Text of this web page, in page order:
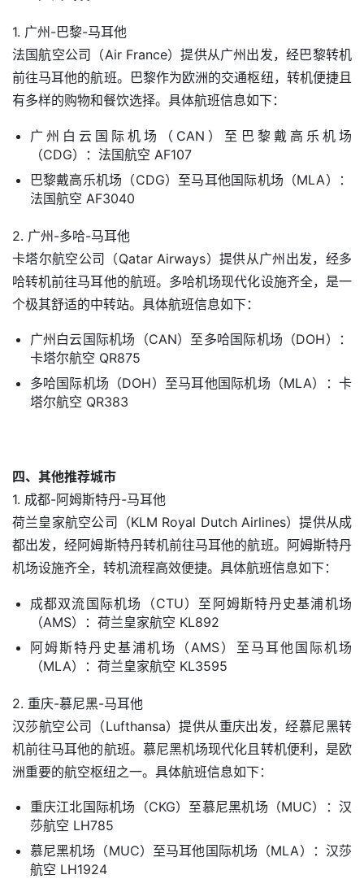
1. 广州-巴黎-马耳他
法国航空公司（Air France）提供从广州出发，经巴黎转机
前往马耳他的航班。巴黎作为欧洲的交通枢纽，转机便捷且
有多样的购物和餐饮选择。具体航班信息如下：
广州白云国际机场（CAN）至巴黎戴高乐机场
（CDG）：法国航空 AF107
巴黎戴高乐机场（CDG）至马耳他国际机场（MLA）：
法国航空 AF3040
2. 广州-多哈-马耳他
卡塔尔航空公司（Qatar Airways）提供从广州出发，经多
哈转机前往马耳他的航班。多哈机场现代化设施齐全，是一
个极其舒适的中转站。具体航班信息如下：
广州白云国际机场（CAN）至多哈国际机场（DOH）：
卡塔尔航空 QR875
多哈国际机场（DOH）至马耳他国际机场（MLA）：卡
塔尔航空 QR383
四、其他推荐城市
1. 成都-阿姆斯特丹-马耳他
荷兰皇家航空公司（KLM Royal Dutch Airlines）提供从成
都出发，经阿姆斯特丹转机前往马耳他的航班。阿姆斯特丹
机场设施齐全，转机流程高效便捷。具体航班信息如下：
成都双流国际机场（CTU）至阿姆斯特丹史基浦机场
（AMS）：荷兰皇家航空 KL892
阿姆斯特丹史基浦机场（AMS）至马耳他国际机场
（MLA）：荷兰皇家航空 KL3595
2. 重庆-慕尼黑-马耳他
汉莎航空公司（Lufthansa）提供从重庆出发，经慕尼黑转
机前往马耳他的航班。慕尼黑机场现代化且转机便利，是欧
洲重要的航空枢纽之一。具体航班信息如下：
重庆江北国际机场（CKG）至慕尼黑机场（MUC）：汉
莎航空 LH785
慕尼黑机场（MUC）至马耳他国际机场（MLA）：汉莎
航空 LH1924